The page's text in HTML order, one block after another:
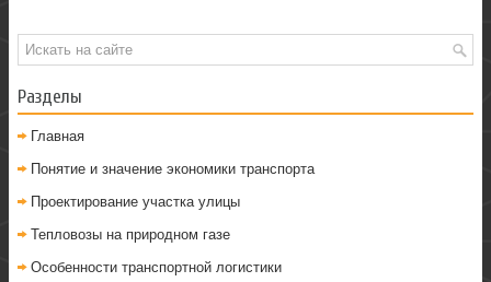
Разделы
Главная
Понятие и значение экономики транспорта
Проектирование участка улицы
Тепловозы на природном газе
Особенности транспортной логистики